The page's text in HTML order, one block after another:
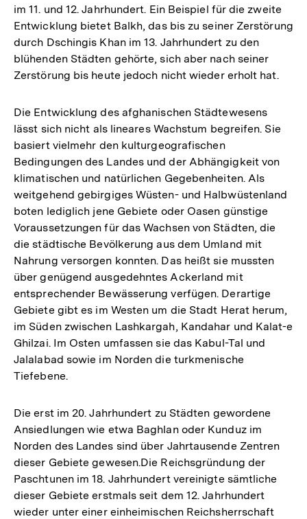
im 11. und 12. Jahrhundert. Ein Beispiel für die zweite
Entwicklung bietet Balkh, das bis zu seiner Zerstörung
durch Dschingis Khan im 13. Jahrhundert zu den
blühenden Städten gehörte, sich aber nach seiner
Zerstörung bis heute jedoch nicht wieder erholt hat.
Die Entwicklung des afghanischen Städtewesens
lässt sich nicht als lineares Wachstum begreifen. Sie
basiert vielmehr den kulturgeografischen
Bedingungen des Landes und der Abhängigkeit von
klimatischen und natürlichen Gegebenheiten. Als
weitgehend gebirgiges Wüsten- und Halbwüstenland
boten lediglich jene Gebiete oder Oasen günstige
Voraussetzungen für das Wachsen von Städten, die
die städtische Bevölkerung aus dem Umland mit
Nahrung versorgen konnten. Das heißt sie mussten
über genügend ausgedehntes Ackerland mit
entsprechender Bewässerung verfügen. Derartige
Gebiete gibt es im Westen um die Stadt Herat herum,
im Süden zwischen Lashkargah, Kandahar und Kalat-e
Ghilzai. Im Osten umfassen sie das Kabul-Tal und
Jalalabad sowie im Norden die turkmenische
Tiefebene.
Die erst im 20. Jahrhundert zu Städten gewordene
Ansiedlungen wie etwa Baghlan oder Kunduz im
Norden des Landes sind über Jahrtausende Zentren
dieser Gebiete gewesen.Die Reichsgründung der
Paschtunen im 18. Jahrhundert vereinigte sämtliche
dieser Gebiete erstmals seit dem 12. Jahrhundert
wieder unter einer einheimischen Reichsherr­schaft